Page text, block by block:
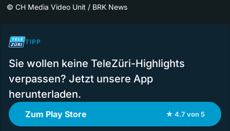
© CH Media Video Unit / BRK News
TIPP
Sie wollen keine TeleZüri-Highlights
verpassen? Jetzt unsere App
herunterladen.
Zum Play Store ★ 4.7 von 5